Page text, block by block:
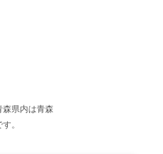
県内は青森
。